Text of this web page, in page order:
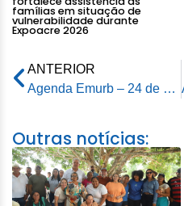
famílias em situação de
vulnerabilidade durante
Expoacre 2026
ANTERIOR
Agenda Emurb – 24 de abril de 2026
Outras notícias: